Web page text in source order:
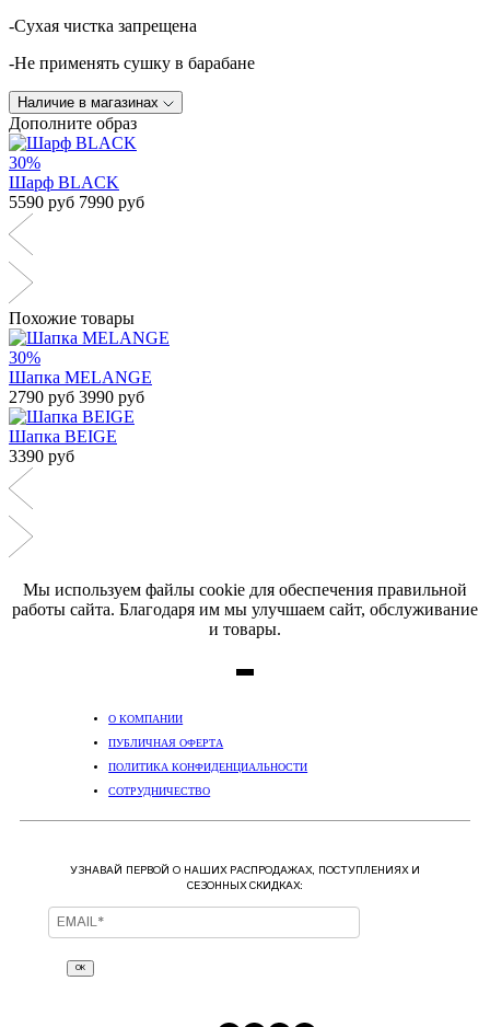
-Сухая чистка запрещена
-Не применять сушку в барабане
Наличие в магазинах
Дополните образ
30%
Шарф BLACK
5590 руб 7990 руб
Похожие товары
30%
Шапка MELANGE
2790 руб 3990 руб
Шапка BEIGE
3390 руб
Мы используем файлы cookie для обеспечения правильной
работы сайта. Благодаря им мы улучшаем сайт, обслуживание
и товары.
О КОМПАНИИ
ПУБЛИЧНАЯ ОФЕРТА
ПОЛИТИКА КОНФИДЕНЦИАЛЬНОСТИ
СОТРУДНИЧЕСТВО
УЗНАВАЙ ПЕРВОЙ О НАШИХ РАСПРОДАЖАХ, ПОСТУПЛЕНИЯХ И
СЕЗОННЫХ СКИДКАХ:
ОК